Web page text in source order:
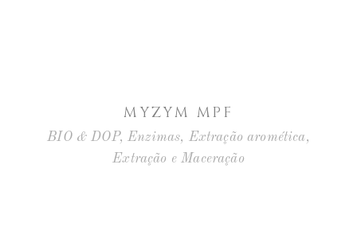
MYZYM MPF
BIO & DOP,Enzimas, Extração aromética,
Extração e Maceração